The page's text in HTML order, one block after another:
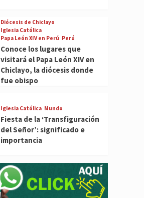
Diócesis de Chiclayo
Iglesia Católica
Papa León XIV en Perú Perú
Conoce los lugares que
visitará el Papa León XIV en
Chiclayo, la diócesis donde
fue obispo
Iglesia Católica Mundo
Fiesta de la ‘Transfiguración
del Señor’: significado e
importancia